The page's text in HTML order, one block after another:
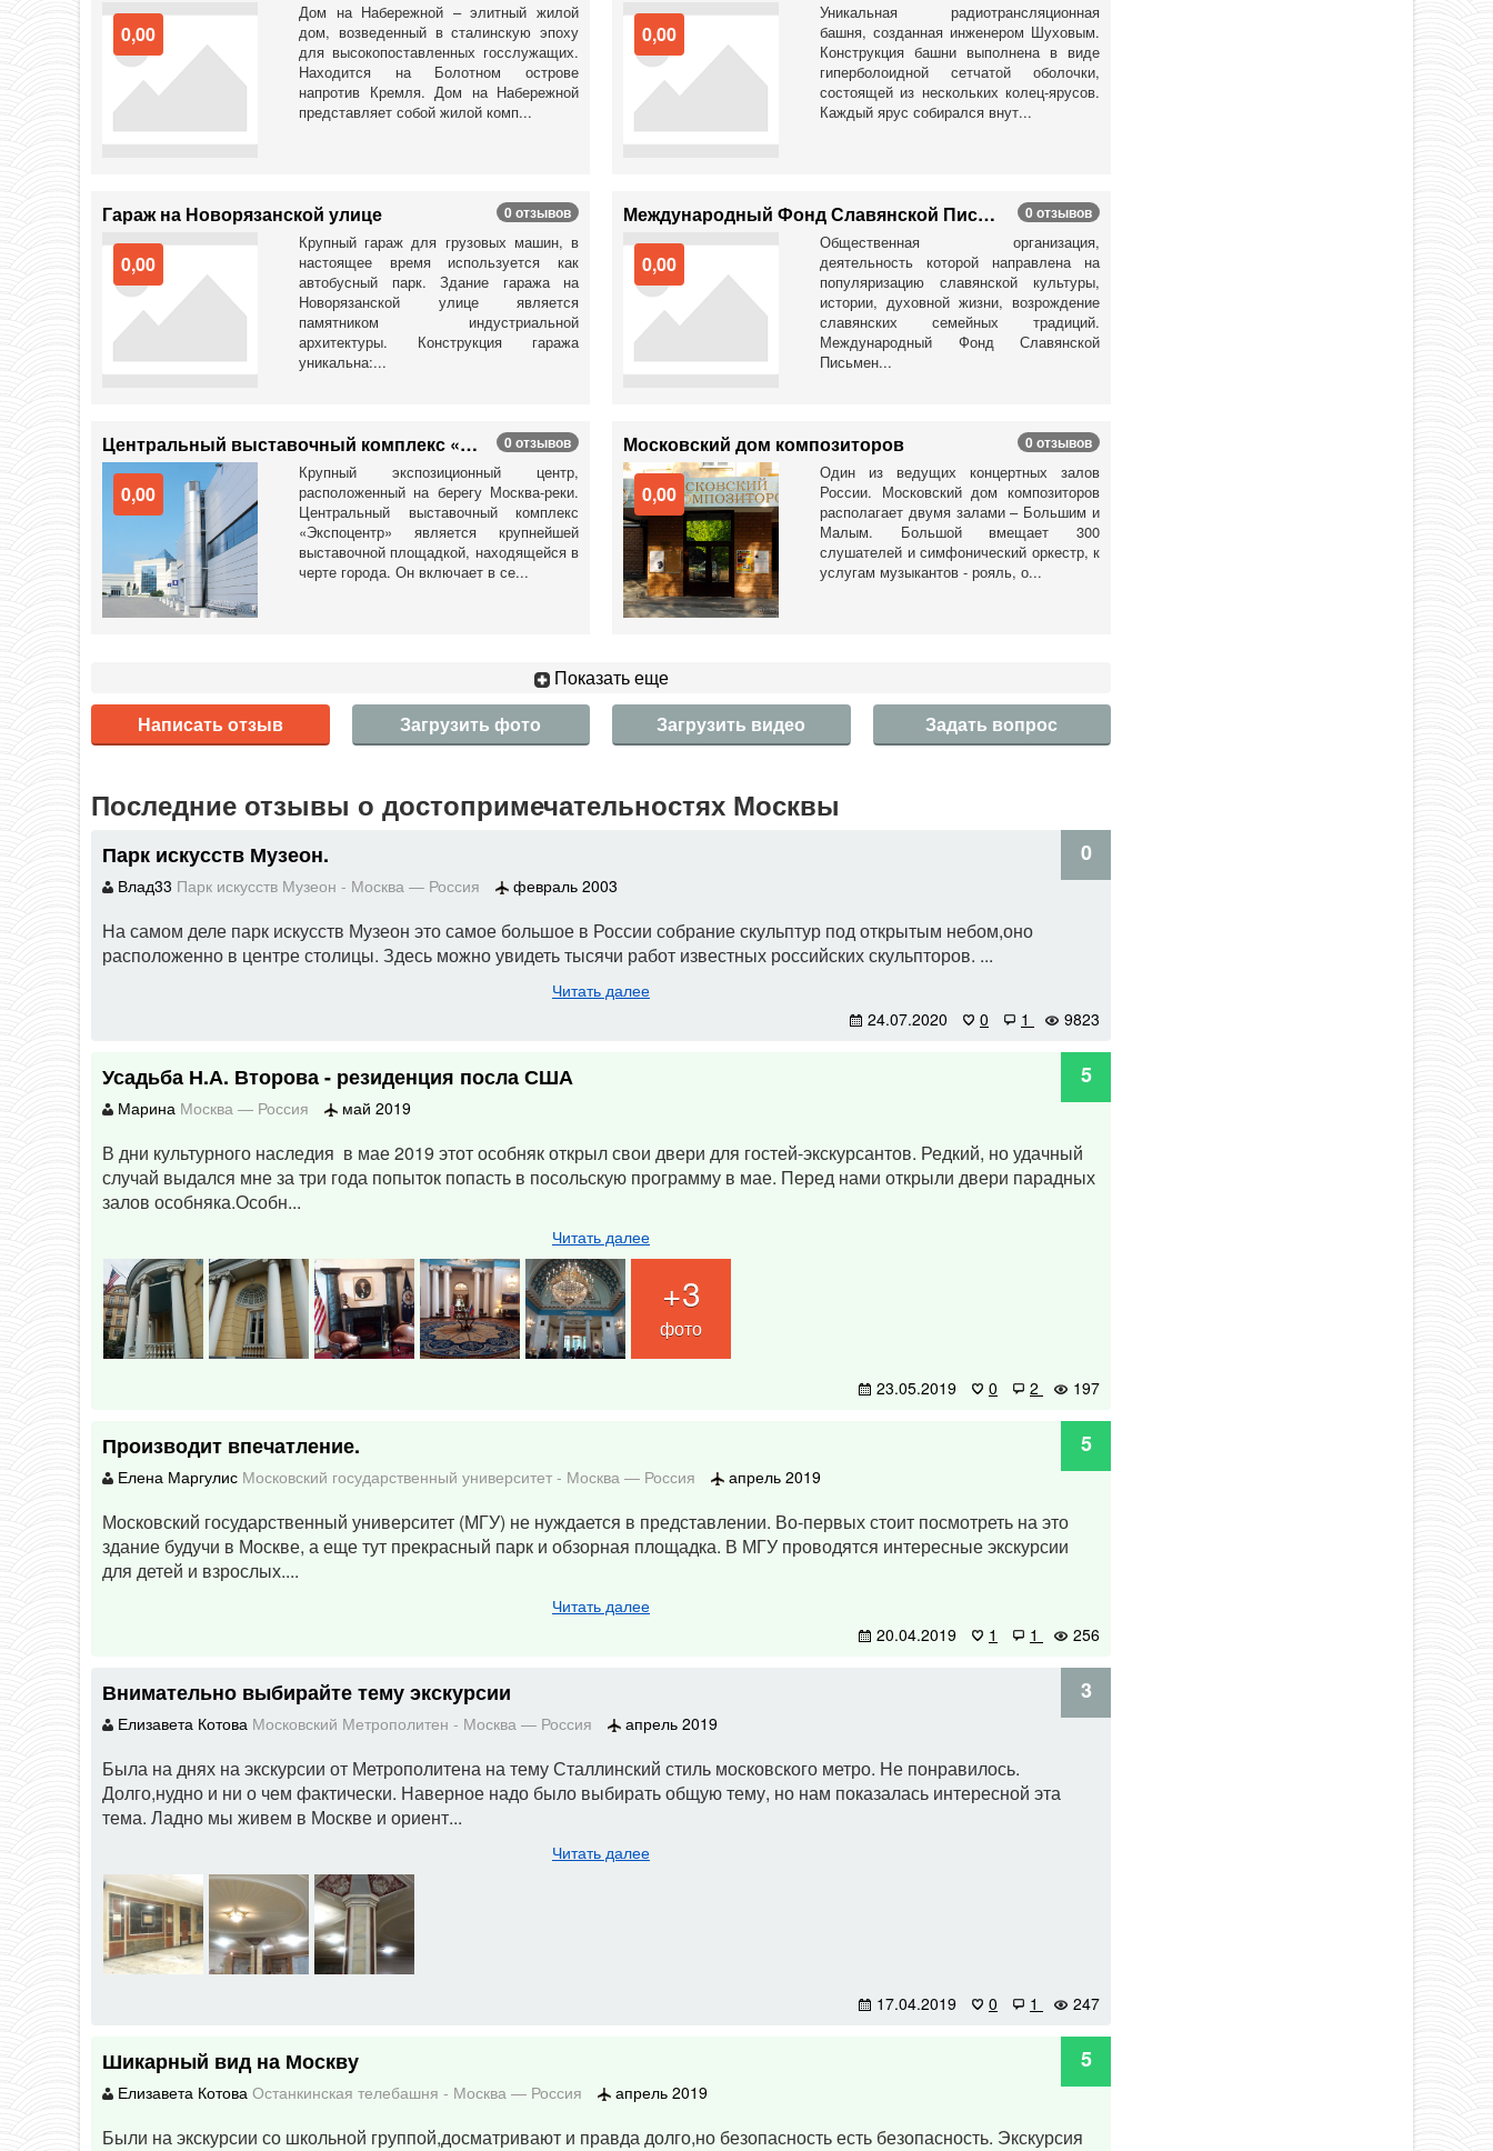
0,00
Дом на Набережной – элитный жилой
дом, возведенный в сталинскую эпоху
для высокопоставленных госслужащих.
Находится на Болотном острове
напротив Кремля. Дом на Набережной
представляет собой жилой комп...
0,00
Уникальная радиотрансляционная
башня, созданная инженером Шуховым.
Конструкция башни выполнена в виде
гиперболоидной сетчатой оболочки,
состоящей из нескольких колец-ярусов.
Каждый ярус собирался внут...
Гараж на Новорязанской улице
0,00
Крупный гараж для грузовых машин, в
настоящее время используется как
автобусный парк. Здание гаража на
Новорязанской улице является
памятником индустриальной
архитектуры. Конструкция гаража
уникальна:...
0 отзывов
Международный Фонд Славянской Письменности и Культуры
0,00
Общественная организация,
деятельность которой направлена на
популяризацию славянской культуры,
истории, духовной жизни, возрождение
славянских семейных традиций.
Международный Фонд Славянской
Письмен...
0 отзывов
Центральный выставочный комплекс «Экспоцентр»
0,00
Крупный экспозиционный центр,
расположенный на берегу Москва-реки.
Центральный выставочный комплекс
«Экспоцентр» является крупнейшей
выставочной площадкой, находящейся в
черте города. Он включает в се...
0 отзывов
Московский дом композиторов
0,00
Один из ведущих концертных залов
России. Московский дом композиторов
располагает двумя залами – Большим и
Малым. Большой вмещает 300
слушателей и симфонический оркестр, к
услугам музыкантов - рояль, о...
0 отзывов
Показать еще
Написать отзыв
Загрузить фото Загрузить видео Задать вопрос
Последние отзывы о достопримечательностях Москвы
Парк искусств Музеон. 0
Влад33 Парк искусств Музеон - Москва — Россия февраль 2003
На самом деле парк искусств Музеон это самое большое в России собрание скульптур под открытым небом,оно
расположенно в центре столицы. Здесь можно увидеть тысячи работ известных российских скульпторов. ...
Читать далее
24.07.2020
0 1 9823
Усадьба Н.А. Второва - резиденция посла США 5
Марина Москва — Россия май 2019
В дни культурного наследия в мае 2019 этот особняк открыл свои двери для гостей-экскурсантов. Редкий, но удачный
случай выдался мне за три года попыток попасть в посольскую программу в мае. Перед нами открыли двери парадных
залов особняка.Особн...
Читать далее
+3
фото
23.05.2019 0 2 197
Производит впечатление. 5
Елена Маргулис Московский государственный университет - Москва — Россия апрель 2019
Московский государственный университет (МГУ) не нуждается в представлении. Во-первых стоит посмотреть на это
здание будучи в Москве, а еще тут прекрасный парк и обзорная площадка. В МГУ проводятся интересные экскурсии
для детей и взрослых....
Читать далее
20.04.2019
1 1 256
Внимательно выбирайте тему экскурсии 3
Елизавета Котова Московский Метрополитен - Москва — Россия апрель 2019
Была на днях на экскурсии от Метрополитена на тему Сталлинский стиль московского метро. Не понравилось.
Долго,нудно и ни о чем фактически. Наверное надо было выбирать общую тему, но нам показалась интересной эта
тема. Ладно мы живем в Москве и ориент...
Читать далее
17.04.2019 0 1 247
Шикарный вид на Москву 5
Елизавета Котова Останкинская телебашня - Москва — Россия апрель 2019
Были на экскурсии со школьной группой,досматривают и правда долго,но безопасность есть безопасность. Экскурсия